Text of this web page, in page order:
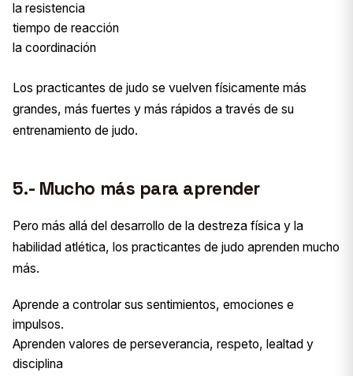
la resistencia
tiempo de reacción
la coordinación
Los practicantes de judo se vuelven físicamente más
grandes, más fuertes y más rápidos a través de su
entrenamiento de judo.
5.- Mucho más para aprender
Pero más allá del desarrollo de la destreza física y la
habilidad atlética, los practicantes de judo aprenden mucho
más.
Aprende a controlar sus sentimientos, emociones e
impulsos.
Aprenden valores de perseverancia, respeto, lealtad y
disciplina